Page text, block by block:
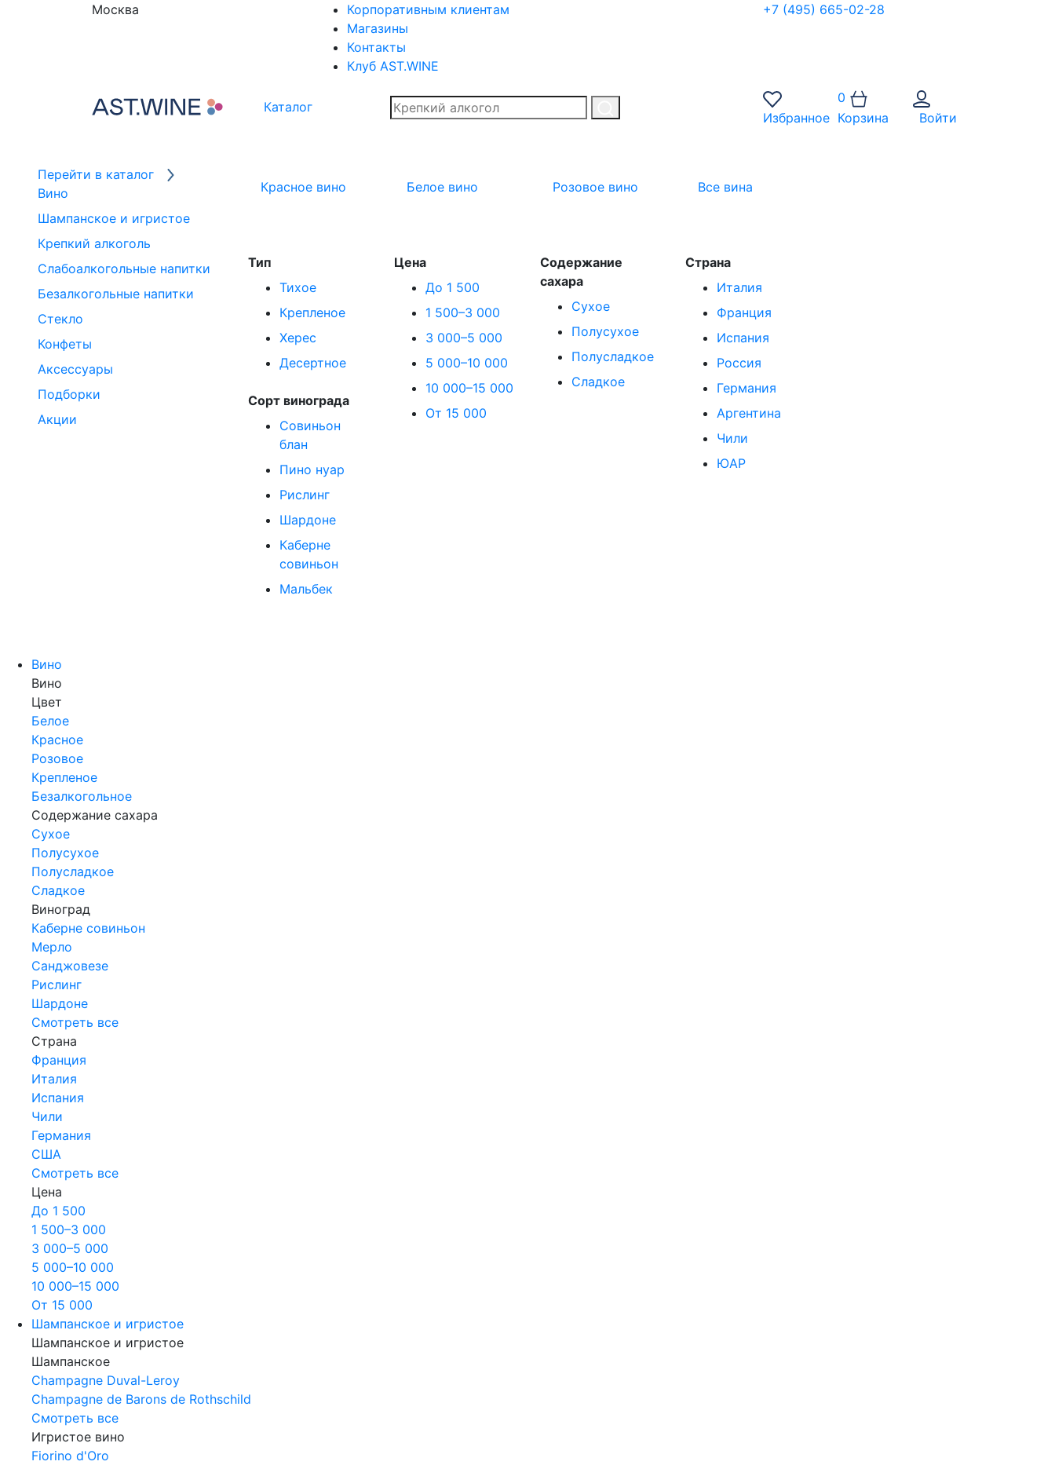
Москва
Корпоративным клиентам
Магазины
Контакты
Клуб AST.WINE
+7 (495) 665-02-28
Каталог
Избранное
0
Корзина
Войти
Перейти в каталог
Вино
Шампанское и игристое
Крепкий алкоголь
Слабоалкогольные напитки
Безалкогольные напитки
Стекло
Конфеты
Аксессуары
Подборки
Акции
Красное вино Белое вино Розовое вино Все вина
Тип
Тихое
Крепленое
Херес
Десертное
Сорт винограда
Совиньон
блан
Пино нуар
Рислинг
Шардоне
Каберне
совиньон
Мальбек
Цена
До 1 500
1 500–3 000
3 000–5 000
5 000–10 000
10 000–15 000
От 15 000
Содержание
сахара
Сухое
Полусухое
Полусладкое
Сладкое
Страна
Италия
Франция
Испания
Россия
Германия
Аргентина
Чили
ЮАР
Вино
Вино
Цвет
Белое
Красное
Розовое
Крепленое
Безалкогольное
Содержание сахара
Сухое
Полусухое
Полусладкое
Сладкое
Виноград
Каберне совиньон
Мерло
Санджовезе
Рислинг
Шардоне
Смотреть все
Страна
Франция
Италия
Испания
Чили
Германия
США
Смотреть все
Цена
До 1 500
1 500–3 000
3 000–5 000
5 000–10 000
10 000–15 000
От 15 000
Шампанское и игристое
Шампанское и игристое
Шампанское
Champagne Duval-Leroy
Champagne de Barons de Rothschild
Смотреть все
Игристое вино
Fiorino d'Oro